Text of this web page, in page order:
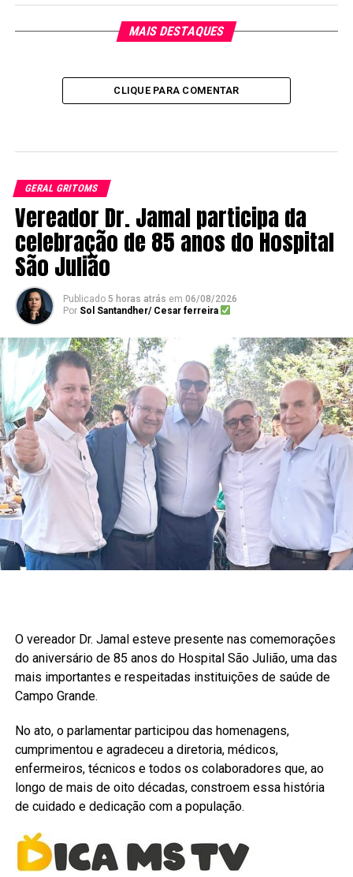
MAIS DESTAQUES
CLIQUE PARA COMENTAR
GERAL GRITOMS
Vereador Dr. Jamal participa da
celebração de 85 anos do Hospital
São Julião
Publicado 5 horas atrás em 06/08/2026
Por Sol Santandher/ Cesar ferreira
O vereador Dr. Jamal esteve presente nas comemorações
do aniversário de 85 anos do Hospital São Julião, uma das
mais importantes e respeitadas instituições de saúde de
Campo Grande.
No ato, o parlamentar participou das homenagens,
cumprimentou e agradeceu a diretoria, médicos,
enfermeiros, técnicos e todos os colaboradores que, ao
longo de mais de oito décadas, constroem essa história
de cuidado e dedicação com a população.